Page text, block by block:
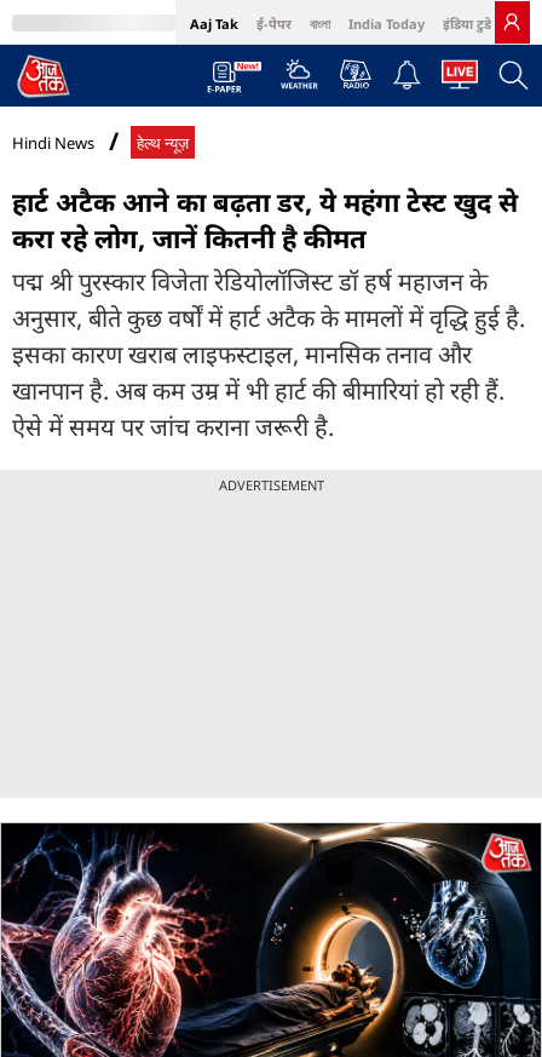
Aaj Tak ई-पेपर বাংলা India Today इंडिया टुडे हिंदी
MumbaiTak Cosmopolitan Harper's Bazaar Northeast
Hindi News हेल्थ न्यूज़
हार्ट अटैक आने का बढ़ता डर, ये महंगा टेस्ट खुद से
करा रहे लोग, जानें कितनी है कीमत
पद्म श्री पुरस्कार विजेता रेडियोलॉजिस्ट डॉ हर्ष महाजन के
अनुसार, बीते कुछ वर्षों में हार्ट अटैक के मामलों में वृद्धि हुई है.
इसका कारण खराब लाइफस्टाइल, मानसिक तनाव और
खानपान है. अब कम उम्र में भी हार्ट की बीमारियां हो रही हैं.
ऐसे में समय पर जांच कराना जरूरी है.
ADVERTISEMENT